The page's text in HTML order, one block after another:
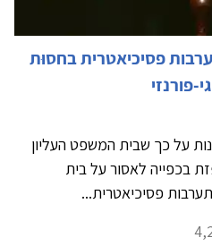
פסיכיאטרית בחסוּת
פורנזי
על כך שבית המשפט העליון
בכפייה לאסור על בית
פסיכיאטרית...